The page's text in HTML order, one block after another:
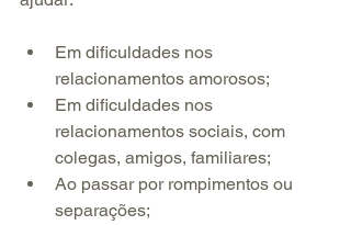
Em dificuldades nos
relacionamentos amorosos;
Em dificuldades nos
relacionamentos sociais, com
colegas, amigos, familiares;
Ao passar por rompimentos ou
separações;